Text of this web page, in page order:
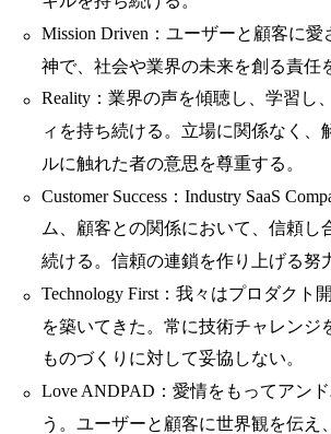
Mission Driven：ユーザーと顧客に
神で、社会や業界の未来を創る責任
Reality：業界の声を傾聴し、学習し
ィを持ち続ける。立場に関係なく、
ルに触れた者の意思を尊重する。
Customer Success：Industry SaaS
ム、顧客との関係において、信頼し
続ける。信頼の連鎖を作り上げる努
Technology First：我々はプロダクト
を築いてきた。常に技術チャレンジ
ものづくりに対して妥協しない。
Love ANDPAD：愛情をもってアン
う。ユーザーと顧客に世界観を伝え